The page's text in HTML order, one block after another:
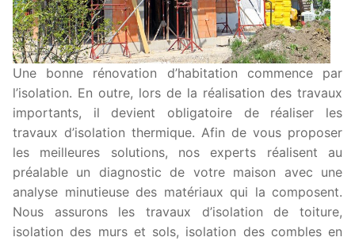
Une bonne rénovation d’habitation commence par
l’isolation. En outre, lors de la réalisation des travaux
importants, il devient obligatoire de réaliser les
travaux d’isolation thermique. Afin de vous proposer
les meilleures solutions, nos experts réalisent au
préalable un diagnostic de votre maison avec une
analyse minutieuse des matériaux qui la composent.
Nous assurons les travaux d’isolation de toiture,
isolation des murs et sols, isolation des combles en